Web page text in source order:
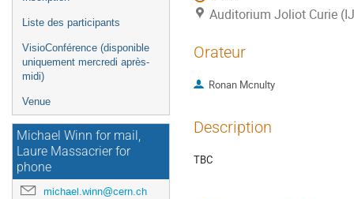
Liste des participants
VisioConférence (disponible
uniquement mercredi après-
midi)
Venue
Michael Winn for mail,
Laure Massacrier for
phone
michael.winn@cern.ch
Auditorium Joliot Curie
Orateur
Ronan Mcnulty
Description
TBC